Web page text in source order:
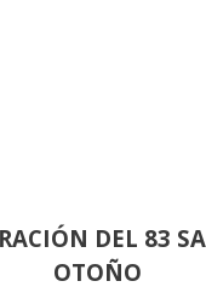
DEL 83
OTOÑO